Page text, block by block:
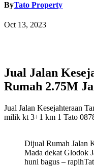
ByTato Property
Oct 13, 2023
Jual Jalan
Rumah 2.75M
Jual Jalan Kesejahteraan
milik kt 3+1 km 1 Tato
Dijual Rumah Jalan
Mada dekat Glodok
huni bagus –